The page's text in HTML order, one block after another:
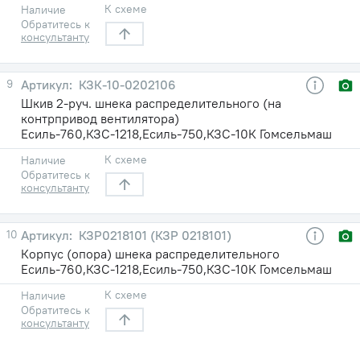
Наличие
Обратитесь к
консультанту
К схеме
9
КЗК-10-0202106
Шкив 2-руч. шнека распределительного (на
контрпривод вентилятора)
Есиль-760,КЗС-1218,Есиль-750,КЗС-10К Гомсельмаш
Наличие
Обратитесь к
консультанту
К схеме
10
КЗР0218101 (КЗР 0218101)
Корпус (опора) шнека распределительного
Есиль-760,КЗС-1218,Есиль-750,КЗС-10К Гомсельмаш
Наличие
Обратитесь к
консультанту
К схеме